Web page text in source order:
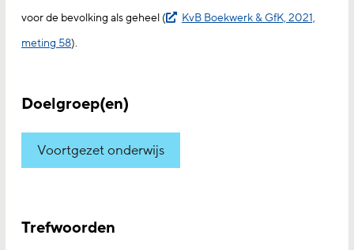
voor de bevolking als geheel (
KvB Boekwerk & GfK, 2021,
meting 58).
Doelgroep(en)
Voortgezet onderwijs
Trefwoorden